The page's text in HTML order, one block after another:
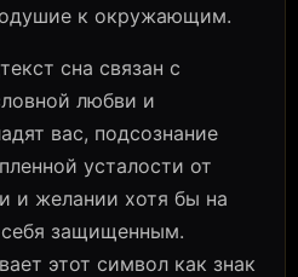
к окружающим.
сна связан с
любви и
вас, подсознание
усталости от
и желании хотя бы на
себя защищенным.
этот символ как знак